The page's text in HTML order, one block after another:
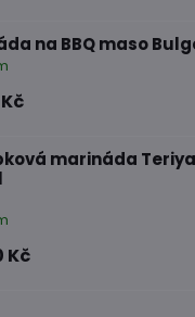
na BBQ maso
marináda
Kč